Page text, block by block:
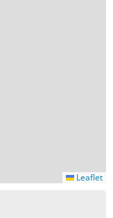
Leaflet